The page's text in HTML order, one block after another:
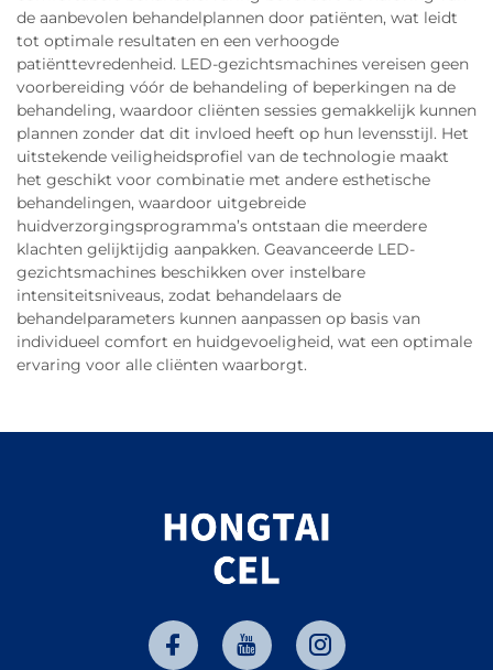
de aanbevolen behandelplannen door patiënten, wat leidt
tot optimale resultaten en een verhoogde
patiënttevredenheid. LED-gezichtsmachines vereisen geen
voorbereiding vóór de behandeling of beperkingen na de
behandeling, waardoor cliënten sessies gemakkelijk kunnen
plannen zonder dat dit invloed heeft op hun levensstijl. Het
uitstekende veiligheidsprofiel van de technologie maakt
het geschikt voor combinatie met andere esthetische
behandelingen, waardoor uitgebreide
huidverzorgingsprogramma’s ontstaan die meerdere
klachten gelijktijdig aanpakken. Geavanceerde LED-
gezichtsmachines beschikken over instelbare
intensiteitsniveaus, zodat behandelaars de
behandelparameters kunnen aanpassen op basis van
individueel comfort en huidgevoeligheid, wat een optimale
ervaring voor alle cliënten waarborgt.